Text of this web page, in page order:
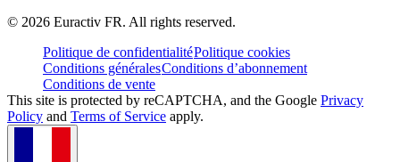
© 2026 Euractiv FR. All rights reserved.
Politique de confidentialitéPolitique cookies
Conditions généralesConditions d’abonnement
Conditions de vente
This site is protected by reCAPTCHA, and the Google Privacy
Policy and Terms of Service apply.